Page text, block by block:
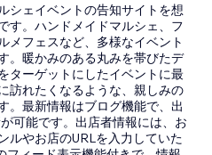
シェイベントの告知サイトを想
す。ハンドメイドマルシェ、フ
メフェスなど、多様なイベント
。暖かみのある丸みを帯びたデ
ターゲットにしたイベントに最
訪れたくなるような、親しみの
。最新情報はブログ機能で、出
可能です。出店者情報には、お
ルやお店のURLを入力していた